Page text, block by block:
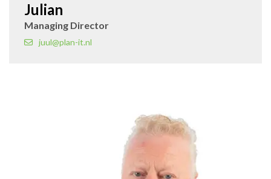
Julian
Managing Director
juul@plan-it.nl